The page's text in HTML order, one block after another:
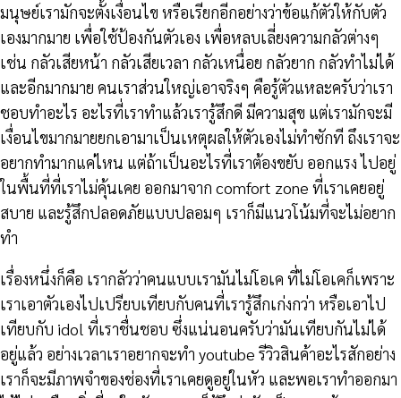
มนุษย์เรามักจะตั้งเงื่อนไข หรือเรียกอีกอย่างว่าข้อแก้ตัวให้กับตัว
เองมากมาย เพื่อใช้ป้องกันตัวเอง เพื่อหลบเลี่ยงความกลัวต่างๆ
เช่น กลัวเสียหน้า กลัวเสียเวลา กลัวเหนื่อย กลัวยาก กลัวทำไม่ได้
และอีกมากมาย คนเราส่วนใหญ่เอาจริงๆ คือรู้ตัวแหละครับว่าเรา
ชอบทำอะไร อะไรที่เราทำแล้วเรารู้สึกดี มีความสุข แต่เรามักจะมี
เงื่อนไขมากมายยกเอามาเป็นเหตุผลให้ตัวเองไม่ทำซักที ถึงเราจะ
อยากทำมากแค่ไหน แต่ถ้าเป็นอะไรที่เราต้องขยับ ออกแรง ไปอยู่
ในพื้นที่ที่เราไม่คุ้นเคย ออกมาจาก comfort zone ที่เราเคยอยู่
สบาย และรู้สึกปลอดภัยแบบปลอมๆ เราก็มีแนวโน้มที่จะไม่อยาก
ทำ
เรื่องหนึ่งก็คือ เรากลัวว่าคนแบบเรามันไม่โอเค ที่ไม่โอเคก็เพราะ
เราเอาตัวเองไปเปรียบเทียบกับคนที่เรารู้สึกเก่งกว่า หรือเอาไป
เทียบกับ idol ที่เราชื่นชอบ ซึ่งแน่นอนครับว่ามันเทียบกันไม่ได้
อยู่แล้ว อย่างเวลาเราอยากจะทำ youtube รีวิวสินค้าอะไรสักอย่าง
เราก็จะมีภาพจำของช่องที่เราเคยดูอยู่ในหัว และพอเราทำออกมา